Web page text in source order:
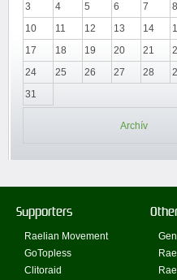
3
4 5 6 7 8
10
11 12 13 14
17
18 19 20 21
24
25 26 27 28
31
Archív
Supporters
Raelian Movement
GoTopless
Clitoraid